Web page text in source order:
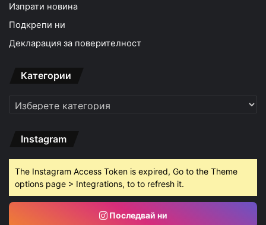
Изпрати новина
Подкрепи ни
Декларация за поверителност
Категории
Категории
Instagram
The Instagram Access Token is expired, Go to the Theme
options page > Integrations, to to refresh it.
Последвай ни